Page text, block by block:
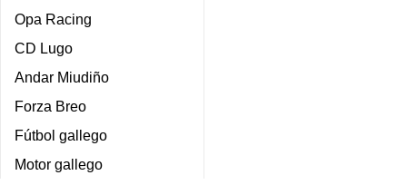
Opa Racing
CD Lugo
Andar Miudiño
Forza Breo
Fútbol gallego
Motor gallego